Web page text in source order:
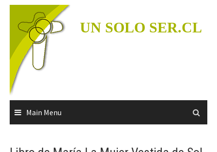
Skip
content
UN SOLO SER.CL
Main Menu